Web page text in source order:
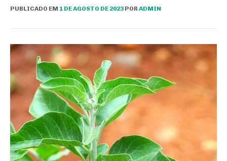
PUBLICADO EM 1 DE AGOSTO DE 2023 PORADMIN